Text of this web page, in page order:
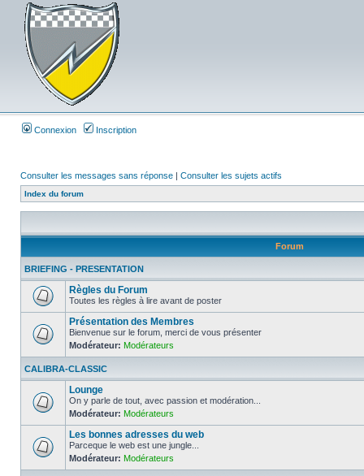
Connexion Inscription
Consulter les messages sans réponse | Consulter les sujets actifs
Index du forum
Forum
BRIEFING - PRESENTATION
Règles du Forum
Toutes les règles à lire avant de poster
Présentation des Membres
Bienvenue sur le forum, merci de vous présenter
Modérateur: Modérateurs
CALIBRA-CLASSIC
Lounge
On y parle de tout, avec passion et modération...
Modérateur: Modérateurs
Les bonnes adresses du web
Parceque le web est une jungle...
Modérateur: Modérateurs